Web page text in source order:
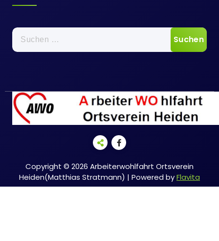
Suche
nach:
Copyright © 2026 Arbeiterwohlfahrt Ortsverein
Heiden(Matthias Stratmann) | Powered byFlavita